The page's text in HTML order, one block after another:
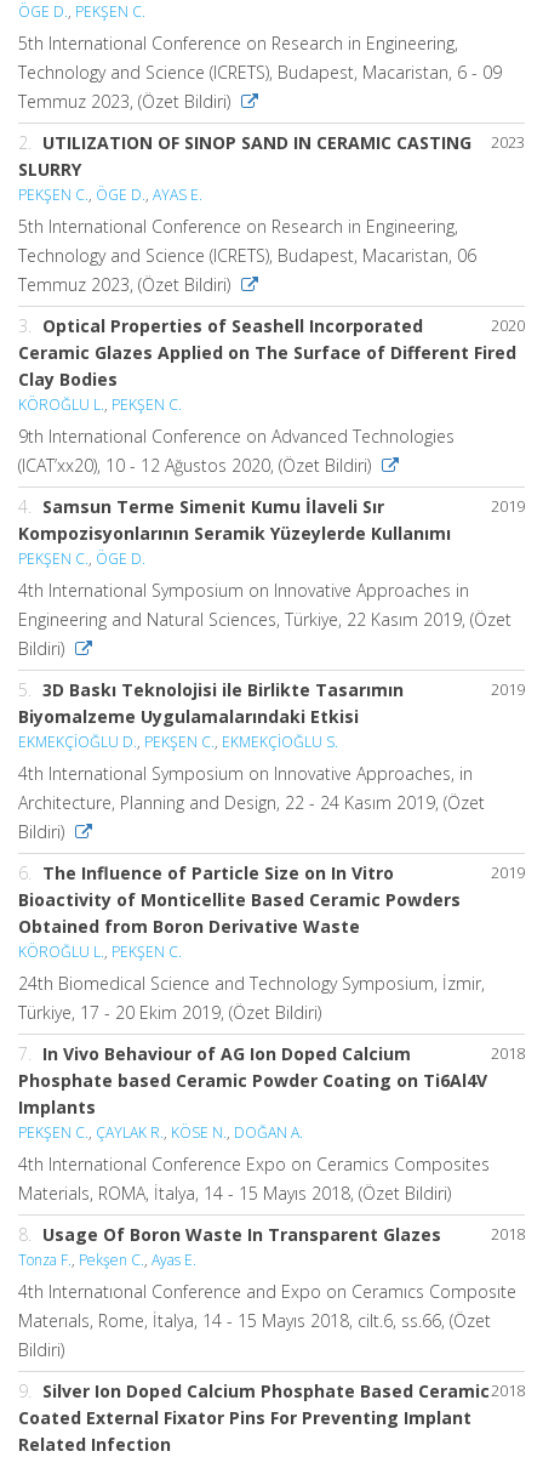
ÖGE D., PEKŞEN C.
5th International Conference on Research in Engineering,
Technology and Science (ICRETS), Budapest, Macaristan, 6 - 09
Temmuz 2023, (Özet Bildiri)
2023
2. UTILIZATION OF SINOP SAND IN CERAMIC CASTING
SLURRY
PEKŞEN C., ÖGE D., AYAS E.
5th International Conference on Research in Engineering,
Technology and Science (ICRETS), Budapest, Macaristan, 06
Temmuz 2023, (Özet Bildiri)
2020
3. Optical Properties of Seashell Incorporated
Ceramic Glazes Applied on The Surface of Different Fired
Clay Bodies
KÖROĞLU L., PEKŞEN C.
9th International Conference on Advanced Technologies
(ICAT’xx20), 10 - 12 Ağustos 2020, (Özet Bildiri)
2019
4. Samsun Terme Simenit Kumu İlaveli Sır
Kompozisyonlarının Seramik Yüzeylerde Kullanımı
PEKŞEN C., ÖGE D.
4th International Symposium on Innovative Approaches in
Engineering and Natural Sciences, Türkiye, 22 Kasım 2019, (Özet
Bildiri)
2019
5. 3D Baskı Teknolojisi ile Birlikte Tasarımın
Biyomalzeme Uygulamalarındaki Etkisi
EKMEKÇİOĞLU D., PEKŞEN C., EKMEKÇİOĞLU S.
4th International Symposium on Innovative Approaches, in
Architecture, Planning and Design, 22 - 24 Kasım 2019, (Özet
Bildiri)
2019
6. The Influence of Particle Size on In Vitro
Bioactivity of Monticellite Based Ceramic Powders
Obtained from Boron Derivative Waste
KÖROĞLU L., PEKŞEN C.
24th Biomedical Science and Technology Symposium, İzmir,
Türkiye, 17 - 20 Ekim 2019, (Özet Bildiri)
2018
7. In Vivo Behaviour of AG Ion Doped Calcium
Phosphate based Ceramic Powder Coating on Ti6Al4V
Implants
PEKŞEN C., ÇAYLAK R., KÖSE N., DOĞAN A.
4th International Conference Expo on Ceramics Composites
Materials, ROMA, İtalya, 14 - 15 Mayıs 2018, (Özet Bildiri)
2018
8. Usage Of Boron Waste In Transparent Glazes
Tonza F., Pekşen C., Ayas E.
4th Internatıonal Conference and Expo on Ceramıcs Composıte
Materıals, Rome, İtalya, 14 - 15 Mayıs 2018, cilt.6, ss.66, (Özet
Bildiri)
2018
9. Silver Ion Doped Calcium Phosphate Based Ceramic
Coated External Fixator Pins For Preventing Implant
Related Infection